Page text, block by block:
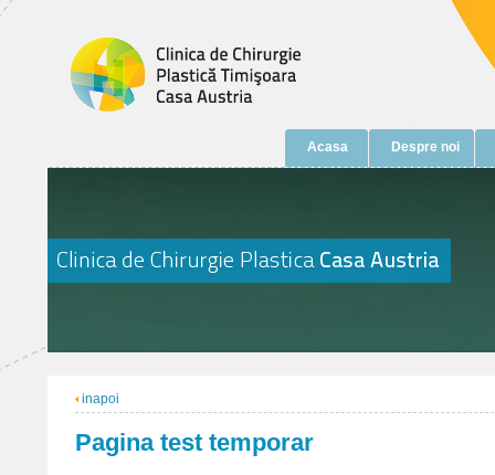
Acasa Despre noi
inapoi
Pagina test temporar